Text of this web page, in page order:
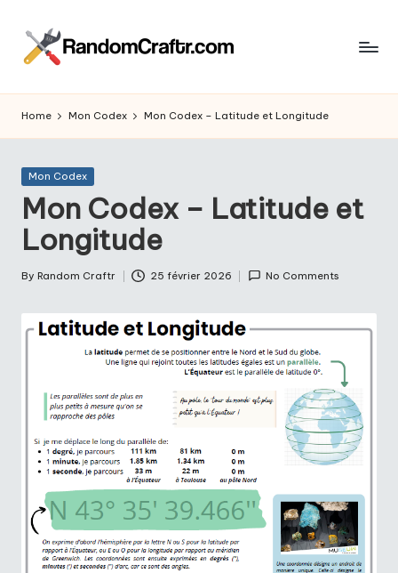
R
a
n
d
o
m
C
r
a
touche
tout
Home Mon Codex Mon Codex – Latitude et Longitude
Posted
Mon Codex
Mon Codex – Latitude et
Longitude
Posted
By Random Craftr 25 février 2026 No Comments